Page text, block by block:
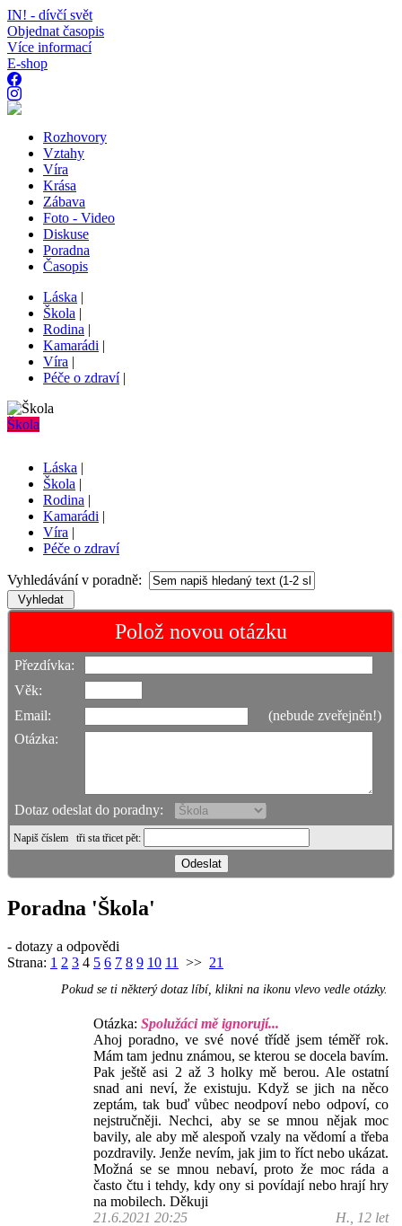
IN! - dívčí svět
Objednat časopis
Více informací
E-shop
Rozhovory
Vztahy
Víra
Krása
Zábava
Foto - Video
Diskuse
Poradna
Časopis
Láska |
Škola |
Rodina |
Kamarádi |
Víra |
Péče o zdraví|
Škola
Láska |
Škola |
Rodina |
Kamarádi |
Víra |
Péče o zdraví
Vyhledávání v poradně:
Polož novou otázku
Přezdívka:
Věk:
Email:
(nebude zveřejněn!)
Otázka:
Dotaz odeslat do poradny:
Napiš číslem tři sta třicet pět:
Poradna 'Škola'
- dotazy a odpovědi
Strana: 1 2 3 4 5 6 7 8 9 10 11 >> 21
Pokud se ti některý dotaz líbí, klikni na ikonu vlevo vedle otázky.
Otázka: Spolužáci mě ignorují...
Ahoj poradno, ve své nové třídě jsem téměř rok.
Mám tam jednu známou, se kterou se docela bavím.
Pak ještě asi 2 až 3 holky mě berou. Ale ostatní
snad ani neví, že existuju. Když se jich na něco
zeptám, tak buď vůbec neodpoví nebo odpoví, co
nejstručněji. Nechci, aby se se mnou nějak moc
bavily, ale aby mě alespoň vzaly na vědomí a třeba
pozdravily. Jenže nevím, jak jim to říct nebo ukázat.
Možná se se mnou nebaví, proto že moc ráda a
často čtu i tehdy, kdy ony si povídají nebo hrají hry
na mobilech. Děkuji
21.6.2021 20:25
H., 12 let